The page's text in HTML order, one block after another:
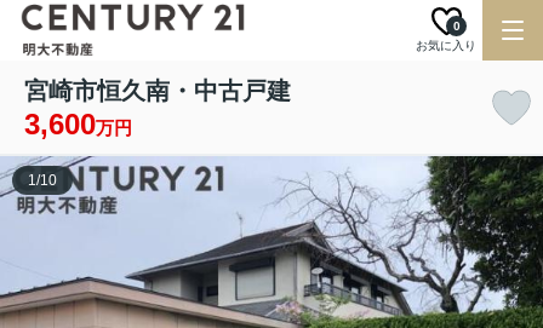
お気に入り
0
宮崎市恒久南・中古戸建
3,600万円
1/10